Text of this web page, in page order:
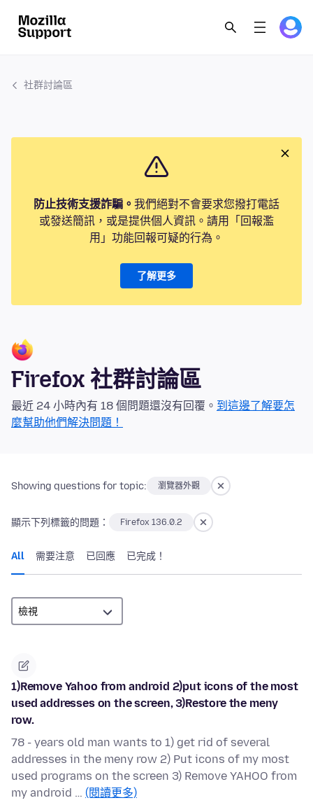
社群討論區
防止技術支援詐騙。 我們絕對不會要求您撥打電話
或發送簡訊，或是提供個人資訊。請用「回報濫
用」功能回報可疑的行為。
了解更多
Firefox 社群討論區
最近 24 小時內有 18 個問題還沒有回覆。 到這邊了解要怎
麼幫助他們解決問題！
Showing questions for topic: 瀏覽器外觀
顯示下列標籤的問題： Firefox 136.0.2
All 需要注意 已回應 已完成！
1)Remove Yahoo from android 2)put icons of the most
used addresses on the screen, 3)Restore the meny
row.
78 - years old man wants to 1) get rid of several
addresses in the meny row 2) Put icons of my most
used programs on the screen 3) Remove YAHOO from
my android … (閱讀更多)